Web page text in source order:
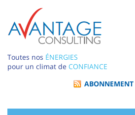
Toutes nos ÉNERGIES
pour un climat de CONFIANCE
ABONNEMENT